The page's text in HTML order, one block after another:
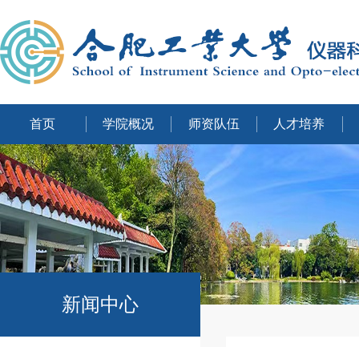
首页 学院概况 师资队伍 人才培养
新闻中心